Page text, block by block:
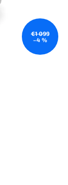
€1 099
–4 %